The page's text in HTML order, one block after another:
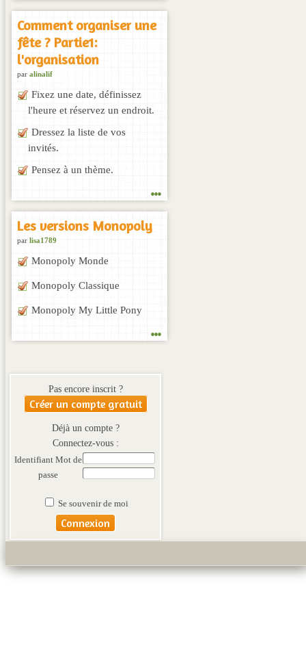
Comment organiser une
fête ? Partie1:
l'organisation
par alinalif
Fixez une date, définissez
l'heure et réservez un endroit.
Dressez la liste de vos
invités.
Pensez à un thème.
...
Les versions Monopoly
par lisa1789
Monopoly Monde
Monopoly Classique
Monopoly My Little Pony
...
Pas encore inscrit ?
Créer un compte gratuit
Déjà un compte ?
Connectez-vous :
Identifiant Mot de
passe
Se souvenir de moi